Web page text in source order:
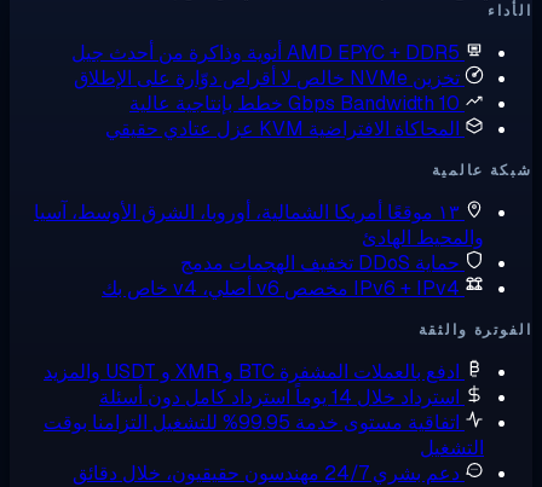
AMD EPYC + DDR5 أنوية وذاكرة من أحدث جيل
تخزين NVMe خالص
لا أقراص دوّارة على الإطلاق
10 Gbps Bandwidth
خطط بإنتاجية عالية
المحاكاة الافتراضية KVM
عزل عتادي حقيقي
عالمية
١٣ موقعًا
أمريكا الشمالية، أوروبا، الشرق الأوسط، آسيا
والمحيط الهادئ
حماية DDoS
تخفيف الهجمات مدمج
IPv6 + IPv4 مخصص
v6 أصلي، v4 خاص بك
والثقة
ادفع بالعملات المشفرةBTC و XMR و USDT والمزيد
استرداد خلال 14 يوماً
استرداد كامل دون أسئلة
اتفاقية مستوى خدمة 99.95% للتشغيل
التزامنا بوقت
التشغيل
دعم بشري 24/7
مهندسون حقيقيون، خلال دقائق